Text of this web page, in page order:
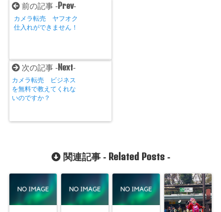
前の記事 - Prev-
カメラ転売 ヤフオク
仕入れができません！
次の記事 - Next-
カメラ転売 ビジネス
を無料で教えてくれな
いのですか？
関連記事 - Related Posts-